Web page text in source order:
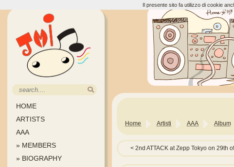
HOME
ARTISTS
AAA
» MEMBERS
» BIOGRAPHY
Home Artisti AAA Album
2nd ATTACK at Zepp Tokyo on 29th
Il presente sito fa utilizzo di cookie